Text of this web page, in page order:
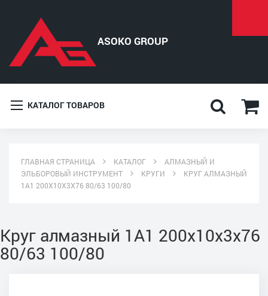
КАТАЛОГ ТОВАРОВ
ГЛАВНАЯ СТРАНИЦА КАТАЛОГ
АЛМАЗНЫЙ И
ЭЛЬБОРОВЫЙ ИНСТРУМЕНТ
КРУГИ
КРУГ АЛМАЗНЫЙ
1A1 200X10X3X76 80/63 100/80
Круг алмазный 1A1 200x10x3x76
80/63 100/80